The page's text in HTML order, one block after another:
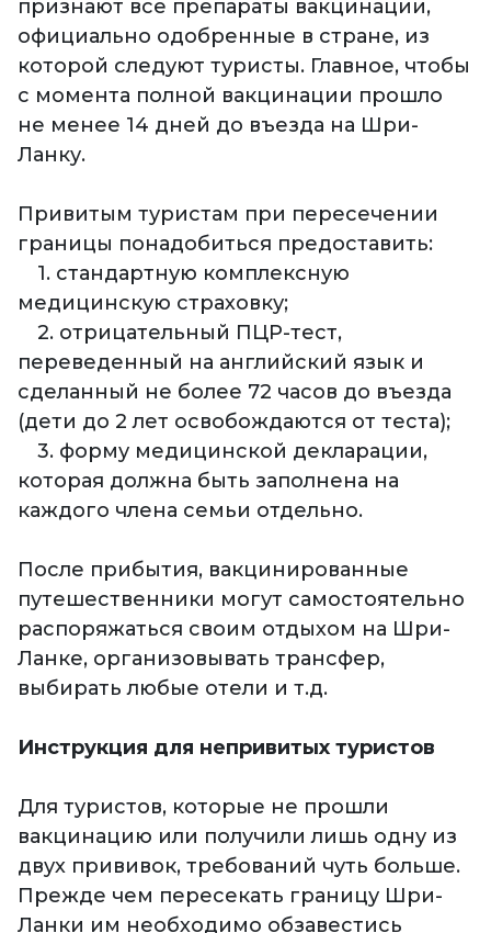
признают все препараты вакцинации,
официально одобренные в стране, из
которой следуют туристы. Главное, чтобы
с момента полной вакцинации прошло
не менее 14 дней до въезда на Шри-
Ланку.
Привитым туристам при пересечении
границы понадобиться предоставить:
1. стандартную комплексную
медицинскую страховку;
2. отрицательный ПЦР-тест,
переведенный на английский язык и
сделанный не более 72 часов до въезда
(дети до 2 лет освобождаются от теста);
3. форму медицинской декларации,
которая должна быть заполнена на
каждого члена семьи отдельно.
После прибытия, вакцинированные
путешественники могут самостоятельно
распоряжаться своим отдыхом на Шри-
Ланке, организовывать трансфер,
выбирать любые отели и т.д.
Инструкция для непривитых туристов
Для туристов, которые не прошли
вакцинацию или получили лишь одну из
двух прививок, требований чуть больше.
Прежде чем пересекать границу Шри-
Ланки им необходимо обзавестись